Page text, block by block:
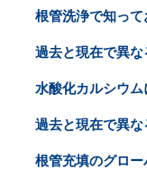
根管洗浄で知って
過去と現在で異な
水酸化カルシウ
過去と現在で異な
根管充填のグロ